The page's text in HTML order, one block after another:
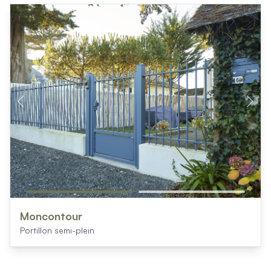
Produits > Habillages extérieur aluminium > Habillage de
Produits > Habillages extérieur aluminium > Habillage de
Produits > Habillages extérieur aluminium > Habillage de
Produits > Habillages extérieur aluminium > Habillage de
Produits > Habillages extérieur aluminium > Habillage de
Produits > Habillages extérieur aluminium > Treillis
Produits > Produits par collection > Comparer les
Produits > Produits par collection > Collection Archy
Produits > Produits par collection > Collection Cosy
Produits > Produits par collection > Collection Trady
Produits > Produits par collection > Collection Fresk
Produits > Produits par collection > Collection Bois
Produits > Produits par collection > Collection Ceklo
Produits > Coloris et décors > Coloris aluminium
Produits > Coloris et décors > Essences de bois
Produits > Coloris et décors > Coloris sur-mesure
Moncontour
Portillon semi-plein